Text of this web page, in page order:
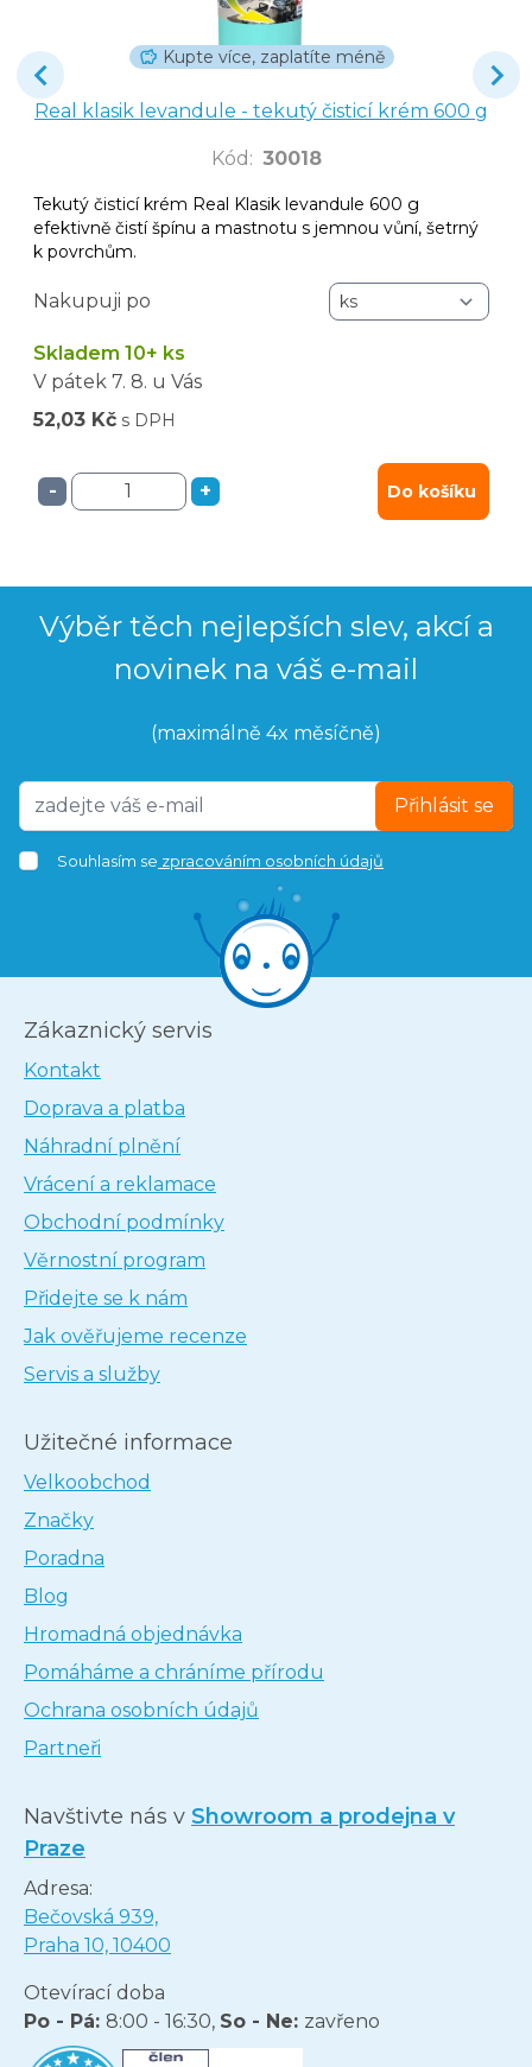
Kupte více, zaplatíte méně
Real klasik levandule - tekutý čisticí krém 600 g
Kód : 30018
Tekutý čisticí krém Real Klasik levandule 600 g
efektivně čistí špínu a mastnotu s jemnou vůní, šetrný
k povrchům.
Nakupuji po
Skladem 10+ ks
V pátek 7. 8. u Vás
52,03 Kč s DPH
- + Do košíku
Výběr těch nejlepších slev, akcí a
novinek na váš e-mail
(maximálně 4x měsíčně)
Přihlásit se
Souhlasím se zpracováním osobních údajů
Zákaznický servis
Kontakt
Doprava a platba
Náhradní plnění
Vrácení a reklamace
Obchodní podmínky
Věrnostní program
Přidejte se k nám
Jak ověřujeme recenze
Servis a služby
Užitečné informace
Velkoobchod
Značky
Poradna
Blog
Hromadná objednávka
Pomáháme a chráníme přírodu
Ochrana osobních údajů
Partneři
Navštivte nás v Showroom a prodejna v
Praze
Adresa:
Bečovská 939,
Praha 10, 10400
Otevírací doba
Po - Pá: 8:00 - 16:30, So - Ne: zavřeno